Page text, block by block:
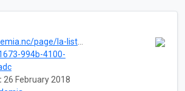
page/la-liste-rouge
994b-4100-
26 February 2018